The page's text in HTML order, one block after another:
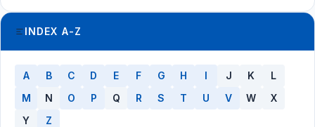
INDEX A-Z
A B C D E F G H I J K
L
M
N O P Q R S T U V W
X
Y
Z